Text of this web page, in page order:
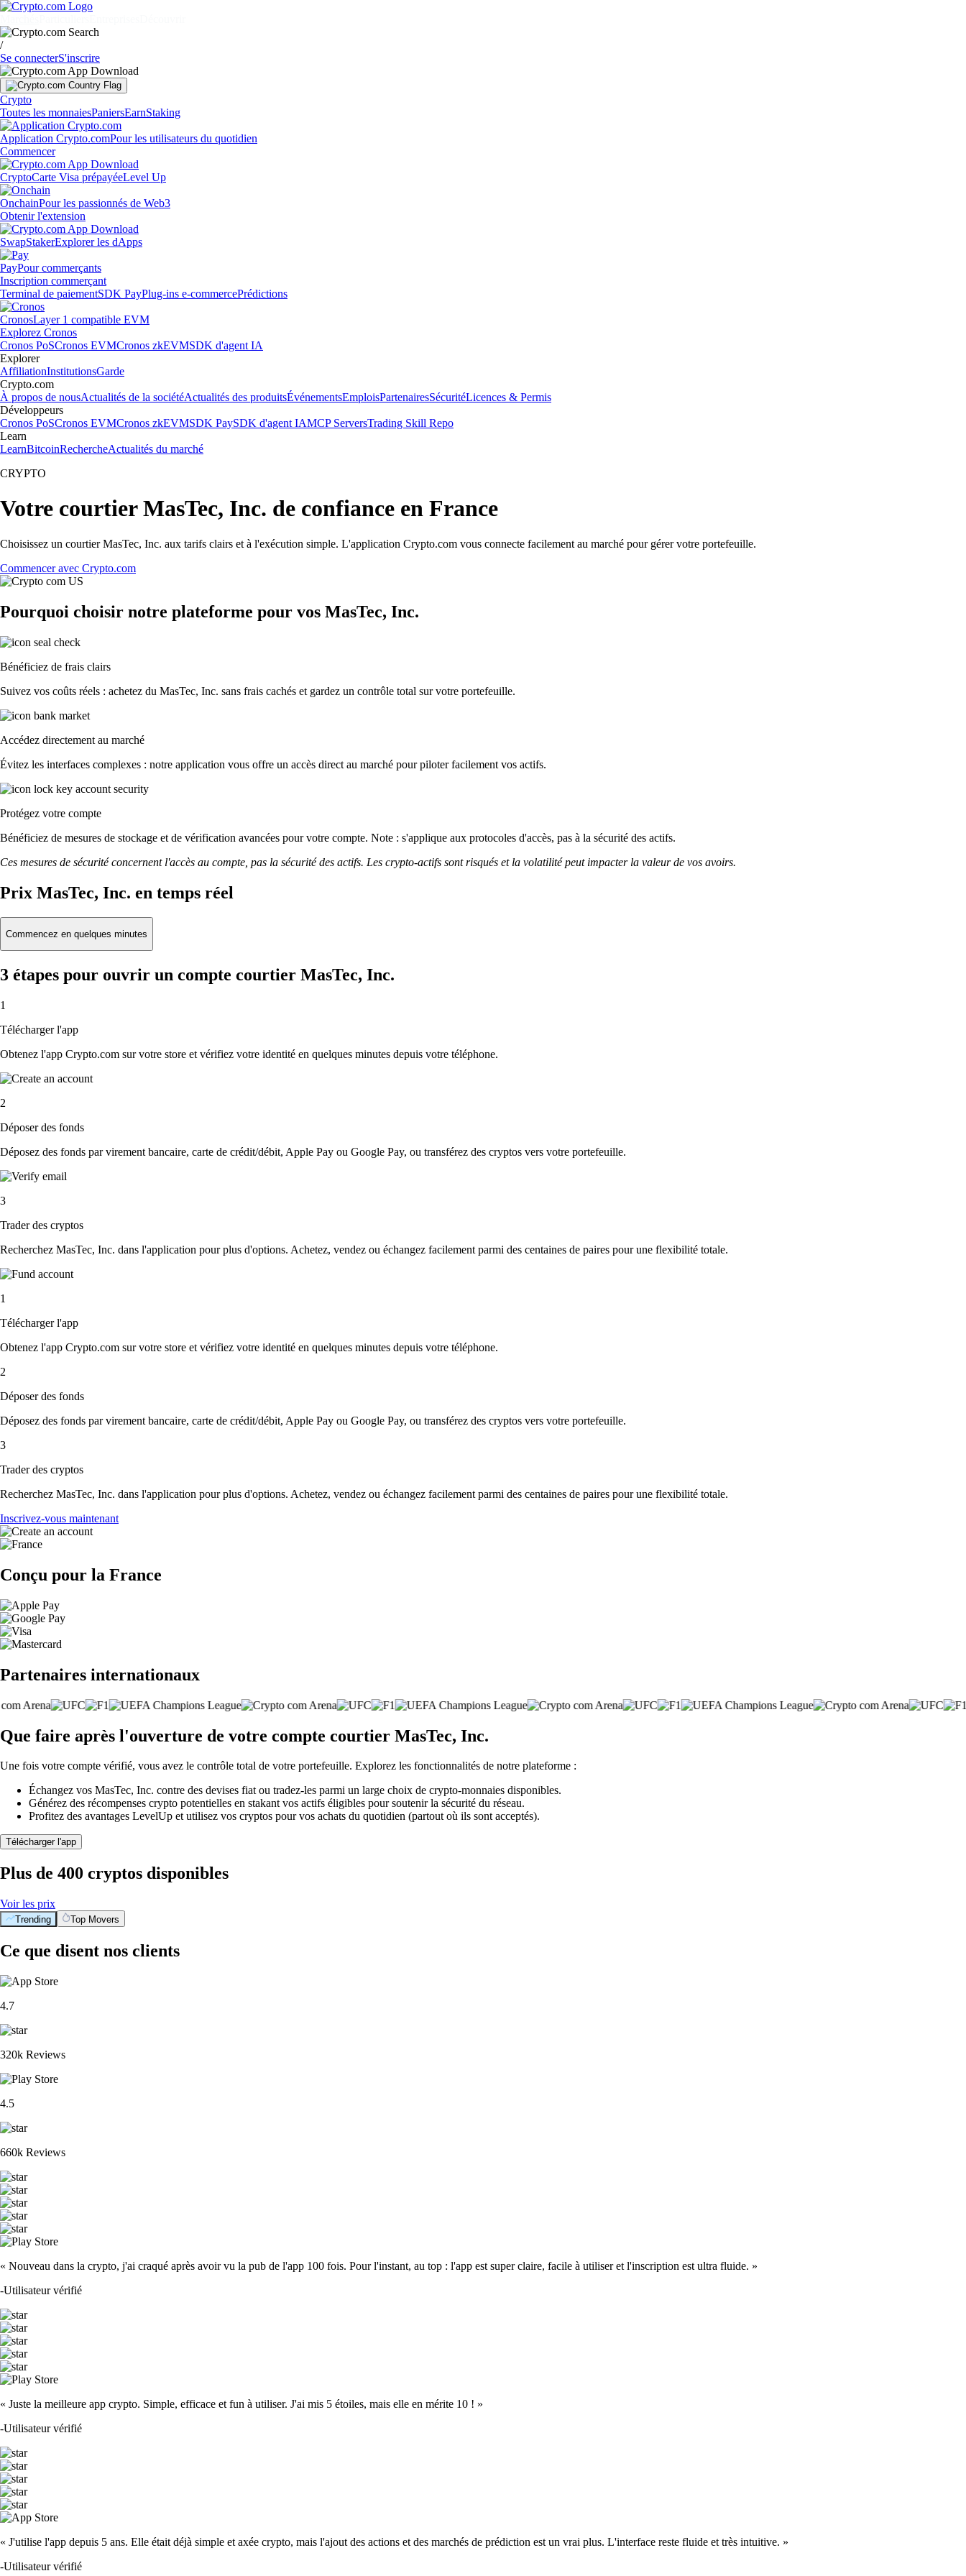
/
Se connecterS'inscrire
Crypto
Toutes les monnaiesPaniersEarnStaking
Application Crypto.comPour les utilisateurs du quotidien
Commencer
CryptoCarte Visa prépayéeLevel Up
OnchainPour les passionnés de Web3
Obtenir l'extension
SwapStakerExplorer les dApps
PayPour commerçants
Inscription commerçant
Terminal de paiementSDK PayPlug-ins e-commercePrédictions
CronosLayer 1 compatible EVM
Explorez Cronos
Cronos PoSCronos EVMCronos zkEVMSDK d'agent IA
Explorer
AffiliationInstitutionsGarde
Crypto.com
À propos de nousActualités de la sociétéActualités des produitsÉvénementsEmploisPartenairesSécuritéLicences & Permis
Développeurs
Cronos PoSCronos EVMCronos zkEVMSDK PaySDK d'agent IAMCP ServersTrading Skill Repo
Learn
LearnBitcoinRechercheActualités du marché
CRYPTO
Votre courtier MasTec, Inc. de confiance en France
Choisissez un courtier MasTec, Inc. aux tarifs clairs et à l'exécution simple. L'application Crypto.com vous connecte facilement au marché pour gérer votre portefeuille.
Commencer avec Crypto.com
Pourquoi choisir notre plateforme pour vos MasTec, Inc.
Bénéficiez de frais clairs
Suivez vos coûts réels : achetez du MasTec, Inc. sans frais cachés et gardez un contrôle total sur votre portefeuille.
Accédez directement au marché
Évitez les interfaces complexes : notre application vous offre un accès direct au marché pour piloter facilement vos actifs.
Protégez votre compte
Bénéficiez de mesures de stockage et de vérification avancées pour votre compte. Note : s'applique aux protocoles d'accès, pas à la sécurité des actifs.
Ces mesures de sécurité concernent l'accès au compte, pas la sécurité des actifs. Les crypto-actifs sont risqués et la volatilité peut impacter la valeur de vos avoirs.
Prix MasTec, Inc. en temps réel
Commencez en quelques minutes
3 étapes pour ouvrir un compte courtier MasTec, Inc.
1
Télécharger l'app
Obtenez l'app Crypto.com sur votre store et vérifiez votre identité en quelques minutes depuis votre téléphone.
2
Déposer des fonds
Déposez des fonds par virement bancaire, carte de crédit/débit, Apple Pay ou Google Pay, ou transférez des cryptos vers votre portefeuille.
3
Trader des cryptos
Recherchez MasTec, Inc. dans l'application pour plus d'options. Achetez, vendez ou échangez facilement parmi des centaines de paires pour une flexibilité totale.
1
Télécharger l'app
Obtenez l'app Crypto.com sur votre store et vérifiez votre identité en quelques minutes depuis votre téléphone.
2
Déposer des fonds
Déposez des fonds par virement bancaire, carte de crédit/débit, Apple Pay ou Google Pay, ou transférez des cryptos vers votre portefeuille.
3
Trader des cryptos
Recherchez MasTec, Inc. dans l'application pour plus d'options. Achetez, vendez ou échangez facilement parmi des centaines de paires pour une flexibilité totale.
Inscrivez-vous maintenant
Conçu pour la France
Partenaires internationaux
Que faire après l'ouverture de votre compte courtier MasTec, Inc.
Une fois votre compte vérifié, vous avez le contrôle total de votre portefeuille. Explorez les fonctionnalités de notre plateforme :
Échangez vos MasTec, Inc. contre des devises fiat ou tradez-les parmi un large choix de crypto-monnaies disponibles.
Générez des récompenses crypto potentielles en stakant vos actifs éligibles pour soutenir la sécurité du réseau.
Profitez des avantages LevelUp et utilisez vos cryptos pour vos achats du quotidien (partout où ils sont acceptés).
Télécharger l'app
Plus de 400 cryptos disponibles
Voir les prix
Trending Top Movers
Ce que disent nos clients
4.7
320k Reviews
4.5
660k Reviews
« Nouveau dans la crypto, j'ai craqué après avoir vu la pub de l'app 100 fois. Pour l'instant, au top : l'app est super claire, facile à utiliser et l'inscription est ultra fluide. »
-Utilisateur vérifié
« Juste la meilleure app crypto. Simple, efficace et fun à utiliser. J'ai mis 5 étoiles, mais elle en mérite 10 ! »
-Utilisateur vérifié
« J'utilise l'app depuis 5 ans. Elle était déjà simple et axée crypto, mais l'ajout des actions et des marchés de prédiction est un vrai plus. L'interface reste fluide et très intuitive. »
-Utilisateur vérifié